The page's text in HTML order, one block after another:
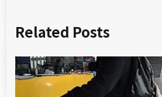
Related Posts